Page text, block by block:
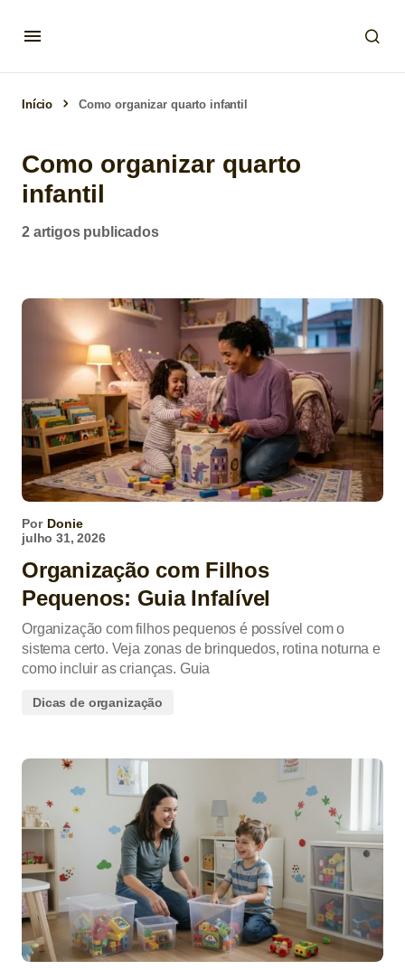
Início Como organizar quarto infantil
Como organizar quarto
infantil
2 artigos publicados
Por Donie
julho 31, 2026
Organização com Filhos
Pequenos: Guia Infalível
Organização com filhos pequenos é possível com o
sistema certo. Veja zonas de brinquedos, rotina noturna e
como incluir as crianças. Guia
Dicas de organização